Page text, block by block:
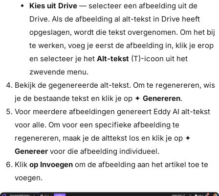
Kies uit Drive — selecteer een afbeelding uit de
Drive. Als de afbeelding al alt-tekst in Drive heeft
opgeslagen, wordt die tekst overgenomen. Om het bij
te werken, voeg je eerst de afbeelding in, klik je erop
en selecteer je het Alt-tekst (T)-icoon uit het
zwevende menu.
Bekijk de gegenereerde alt-tekst. Om te regenereren, wis
je de bestaande tekst en klik je op ✦ Genereren.
Voor meerdere afbeeldingen genereert Eddy AI alt-tekst
voor alle. Om voor een specifieke afbeelding te
regenereren, maak je de alttekst los en klik je op ✦
Genereer voor die afbeelding individueel.
Klik op Invoegen om de afbeelding aan het artikel toe te
voegen.